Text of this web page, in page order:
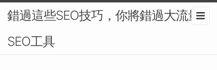
錯過這些SEO技巧，你將錯過大流量-
SEO工具